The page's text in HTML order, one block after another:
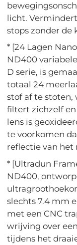
licht.
stops zonder de
* [24 Lagen
ND400
D serie, is
totaal 24
stof af te stoten,
filtert zichzelf
lens is
te voorkomen
reflectie van het
* [Ultradun
ND400,
slechts 7.4 mm
met een CNC
wrijving over
tijdens het